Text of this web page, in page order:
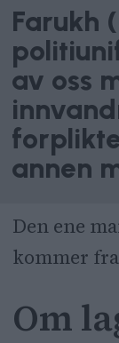
Farukh
av oss
annen
Den ene
kommer
Om